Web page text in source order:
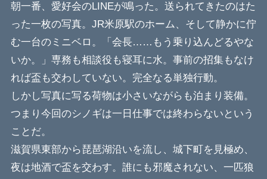
朝一番、愛好会のLINEが鳴った。送られてきたのはた
った一枚の写真。JR米原駅のホーム、そして静かに佇
む一台のミニベロ。「会長……もう乗り込んどるやな
いか。」専務も相談役も寝耳に水。事前の招集もなけ
れば盃も交わしていない。完全なる単独行動。
しかし写真に写る荷物は小さいながらも泊まり装備。
つまり今回のシノギは一日仕事では終わらないという
ことだ。
滋賀県東部から琵琶湖沿いを流し、城下町を見極め、
夜は地酒で盃を交わす。誰にも邪魔されない、一匹狼